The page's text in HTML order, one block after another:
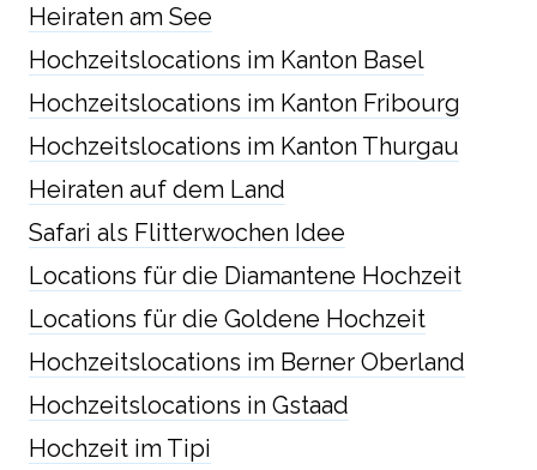
Heiraten am See
Hochzeitslocations im Kanton Basel
Hochzeitslocations im Kanton Fribourg
Hochzeitslocations im Kanton Thurgau
Heiraten auf dem Land
Safari als Flitterwochen Idee
Locations für die Diamantene Hochzeit
Locations für die Goldene Hochzeit
Hochzeitslocations im Berner Oberland
Hochzeitslocations in Gstaad
Hochzeit im Tipi